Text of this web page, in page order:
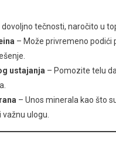
dovoljno tečnosti, naročito u
– Može privremeno podići
ustajanja – Pomozite telu
– Unos minerala kao što
ulogu.